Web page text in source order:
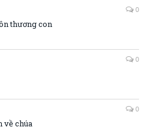
0
thương con
0
0
về chúa